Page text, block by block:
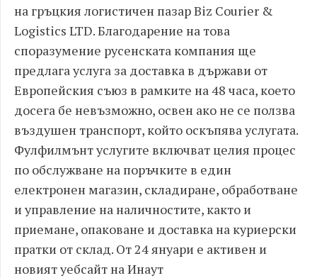
на гръцкия логистичен пазар Biz Courier &
Logistics LTD. Благодарение на това
споразумение русенската компания ще
предлага услуга за доставка в държави от
Европейския съюз в рамките на 48 часа, което
досега бе невъзможно, освен ако не се ползва
въздушен транспорт, който оскъпява услугата.
Фулфилмънт услугите включват целия процес
по обслужване на поръчките в един
електронен магазин, складиране, обработване
и управление на наличностите, както и
приемане, опаковане и доставка на куриерски
пратки от склад. От 24 януари е активен и
новият уебсайт на Инаут